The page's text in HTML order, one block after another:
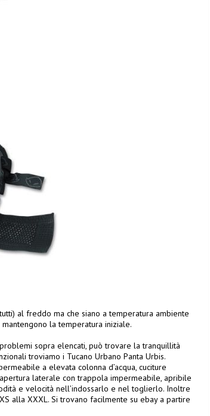
al freddo ma che siano a temperatura ambiente
la temperatura iniziale.
sopra elencati, può trovare la tranquillità
troviamo i Tucano Urbano Panta Urbis.
a elevata colonna d’acqua, cuciture
laterale con trappola impermeabile, apribile
e velocità nell’indossarlo e nel toglierlo. Inoltre
alla XXXL. Si trovano facilmente su ebay a partire